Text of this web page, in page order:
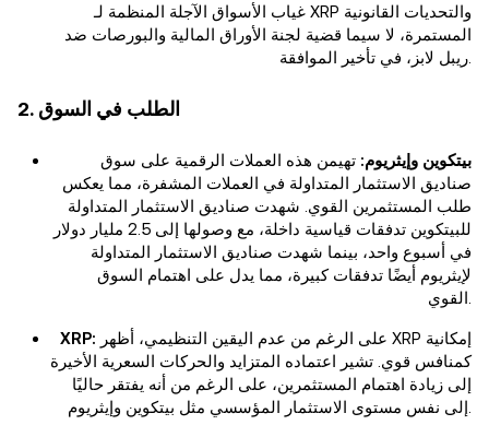
غياب الأسواق الآجلة المنظمة لـ XRP والتحديات القانونية
المستمرة، لا سيما قضية لجنة الأوراق المالية والبورصات ضد
2. الطلب في السوق
بيتكوين وإيثريوم: تهيمن هذه العملات الرقمية على سوق
صناديق الاستثمار المتداولة في العملات المشفرة، مما يعكس
طلب المستثمرين القوي. شهدت صناديق الاستثمار المتداولة
للبيتكوين تدفقات قياسية داخلة، مع وصولها إلى 2.5 مليار دولار
في أسبوع واحد، بينما شهدت صناديق الاستثمار المتداولة
لإيثريوم أيضًا تدفقات كبيرة، مما يدل على اهتمام السوق
XRP: على الرغم من عدم اليقين التنظيمي، أظهر XRP إمكانية
كمنافس قوي. تشير اعتماده المتزايد والحركات السعرية الأخيرة
إلى زيادة اهتمام المستثمرين، على الرغم من أنه يفتقر حاليًا